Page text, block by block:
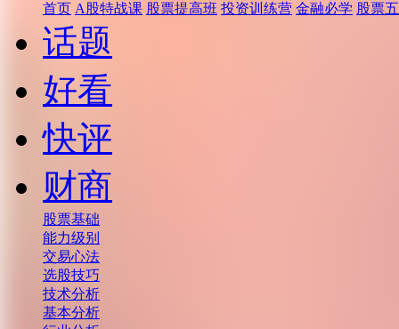
首页 A股特战课 股票提高班 投资训练营 金融必学 股票
话题
好看
快评
财商
股票基础
能力级别
交易心法
选股技巧
技术分析
基本分析